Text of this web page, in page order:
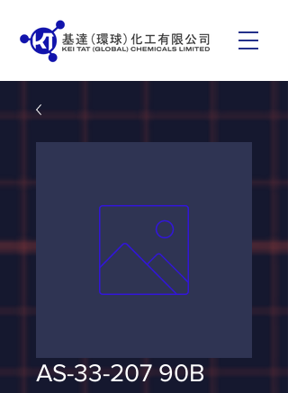
AS-33-207 90B